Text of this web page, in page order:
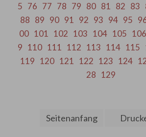
5 76 77 78 79 80 81 82 83
88 89 90 91 92 93 94 95
00 101 102 103 104 105 106
9 110 111 112 113 114 115
119 120 121 122 123 124
28 129
Seitenanfang